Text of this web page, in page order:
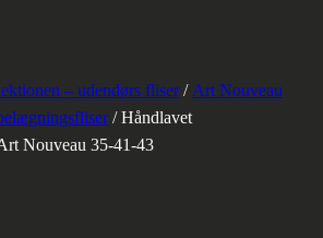
– udendørs fliser/ Art Nouveau
/ Håndlavet
Nouveau 35-41-43